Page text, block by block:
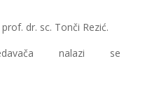
dr. sc. Tonči Rezić.
nalazi se